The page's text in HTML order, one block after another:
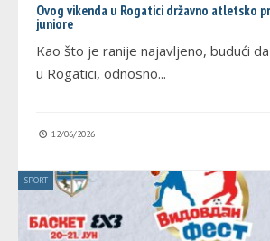
Ovog vikenda u Rogatici državno atletsko
juniore
Kao što je ranije najavljeno, budući
u Rogatici, odnosno...
12/06/2026
SPORT